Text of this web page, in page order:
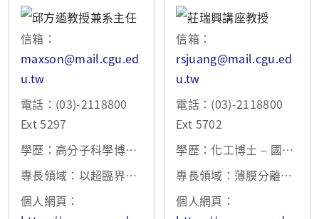
信箱：
maxson@mail.cgu.ed
u.tw
電話：(03)-2118800
Ext 5297
學歷：高分子科學博士
– 美國Akron大學 1995
專長領域：以超臨界流
體製備高分子發泡材
料、高分子摻合體與複
個人網頁：
信箱：
rsjuang@mail.cgu.ed
u.tw
電話：(03)-2118800
Ext 5702
學歷：化工博士 – 國立
成功大學 1986
專長領域：薄膜分離與
吸附技術、溶劑萃取與
液膜技術、功能性磁性
個人網頁：